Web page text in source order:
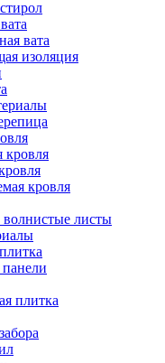
вата
изоляция
кровля
кровля
листы
плитка